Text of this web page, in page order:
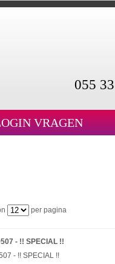
055
VRAGEN
per pagina
- !! SPECIAL !!
- !! SPECIAL !!